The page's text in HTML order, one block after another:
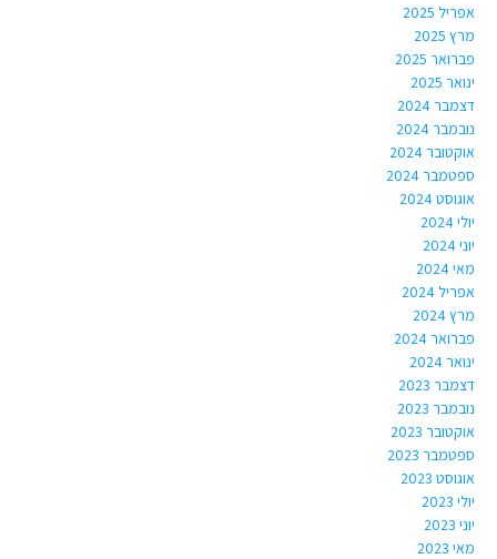
אפריל 2025
מרץ 2025
פברואר 2025
ינואר 2025
דצמבר 2024
נובמבר 2024
אוקטובר 2024
ספטמבר 2024
אוגוסט 2024
יולי 2024
יוני 2024
מאי 2024
אפריל 2024
מרץ 2024
פברואר 2024
ינואר 2024
דצמבר 2023
נובמבר 2023
אוקטובר 2023
ספטמבר 2023
אוגוסט 2023
יולי 2023
יוני 2023
מאי 2023